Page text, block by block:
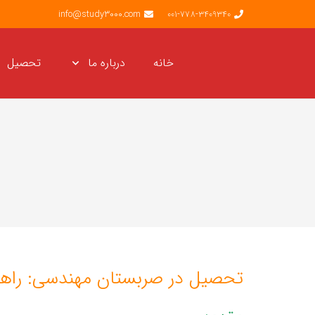
001-778-3409340
info@study3000.com
خانه درباره ما تحصیل
تحصیل در صربستان مهندسی: